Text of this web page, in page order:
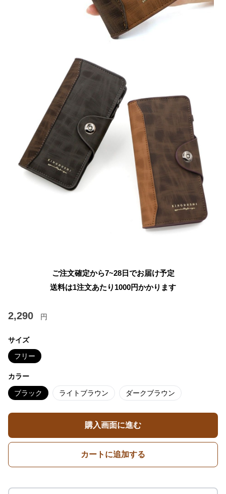
ご注文確定から7~28日でお届け予定
送料は1注文あたり 1000円かかります
2,290 円
サイズ
フリー
カラー
ブラック ライトブラウン ダークブラウン
購入画面に進む
カートに追加する